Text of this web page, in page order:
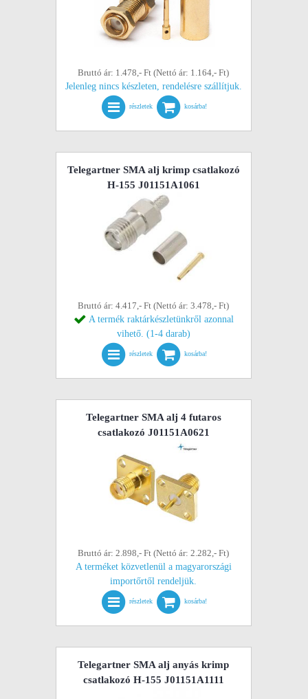
Bruttó ár: 1.478,- Ft (Nettó ár: 1.164,- Ft)
Jelenleg nincs készleten, rendelésre szállítjuk.
részletek kosárba!
Telegartner SMA alj krimp csatlakozó
H-155 J01151A1061
Bruttó ár: 4.417,- Ft (Nettó ár: 3.478,- Ft)
A termék raktárkészletünkről azonnal
vihető. (1-4 darab)
részletek kosárba!
Telegartner SMA alj 4 futaros
csatlakozó J01151A0621
Bruttó ár: 2.898,- Ft (Nettó ár: 2.282,- Ft)
A terméket közvetlenül a magyarországi
importőrtől rendeljük.
részletek kosárba!
Telegartner SMA alj anyás krimp
csatlakozó H-155 J01151A1111